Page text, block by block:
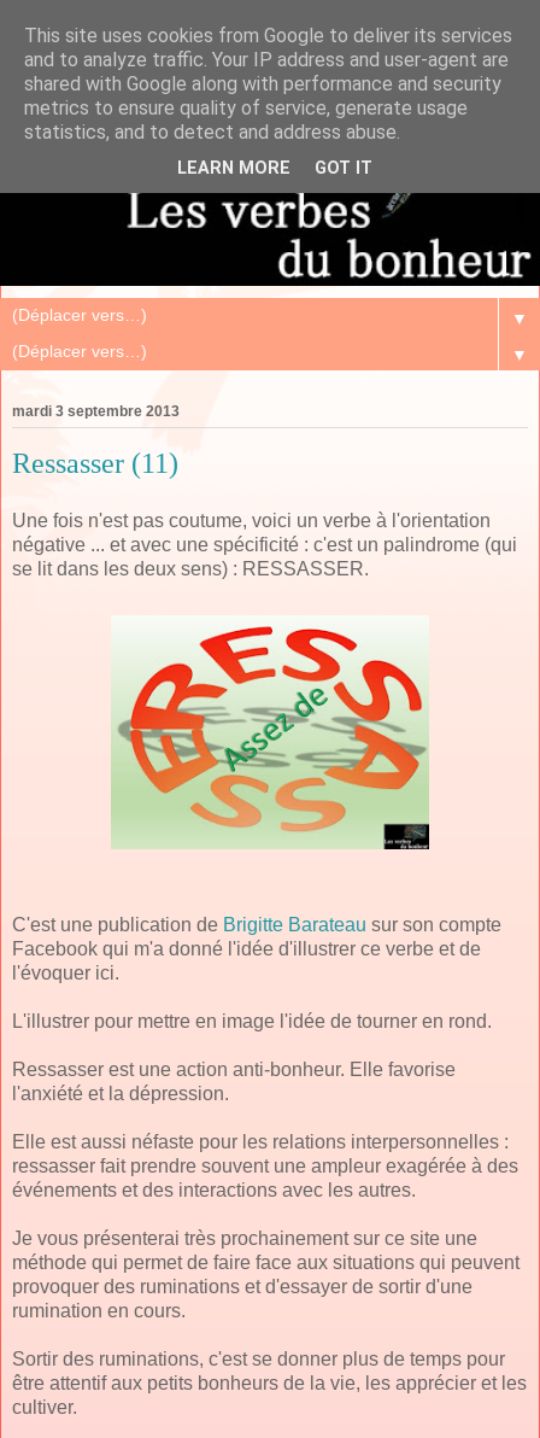
▼
▼
mardi 3 septembre 2013
Ressasser (11)
Une fois n'est pas coutume, voici un verbe à l'orientation
négative ... et avec une spécificité : c'est un palindrome (qui
se lit dans les deux sens) : RESSASSER.
C'est une publication de Brigitte Barateau sur son compte
Facebook qui m'a donné l'idée d'illustrer ce verbe et de
l'évoquer ici.
L'illustrer pour mettre en image l'idée de tourner en rond.
Ressasser est une action anti-bonheur. Elle favorise
l'anxiété et la dépression.
Elle est aussi néfaste pour les relations interpersonnelles :
ressasser fait prendre souvent une ampleur exagérée à des
événements et des interactions avec les autres.
Je vous présenterai très prochainement sur ce site une
méthode qui permet de faire face aux situations qui peuvent
provoquer des ruminations et d'essayer de sortir d'une
rumination en cours.
Sortir des ruminations, c'est se donner plus de temps pour
être attentif aux petits bonheurs de la vie, les apprécier et les
cultiver.
This site uses cookies from Google to deliver its services
and to analyze traffic. Your IP address and user-agent are
shared with Google along with performance and security
metrics to ensure quality of service, generate usage
statistics, and to detect and address abuse.
LEARN MORE GOT IT